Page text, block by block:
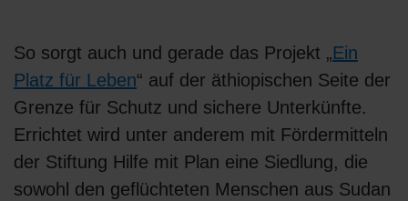
So sorgt auch und gerade das Projekt „Ein
Platz für Leben“ auf der äthiopischen Seite der
Grenze für Schutz und sichere Unterkünfte.
Errichtet wird unter anderem mit Fördermitteln
der Stiftung Hilfe mit Plan eine Siedlung, die
sowohl den geflüchteten Menschen aus Sudan